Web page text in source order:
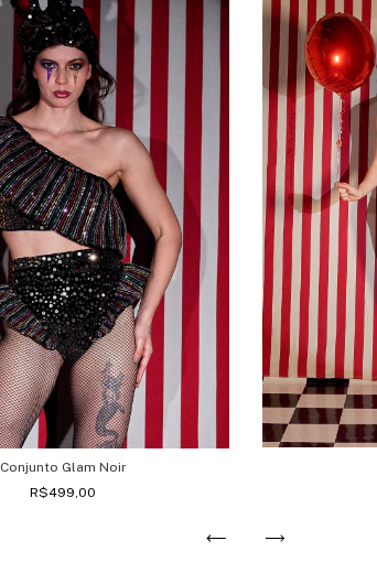
Conjunto Glam Noir
R$499,00